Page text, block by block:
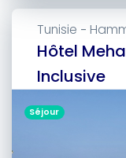
Hôtel
Inclusive
Tunisie -
Séjour